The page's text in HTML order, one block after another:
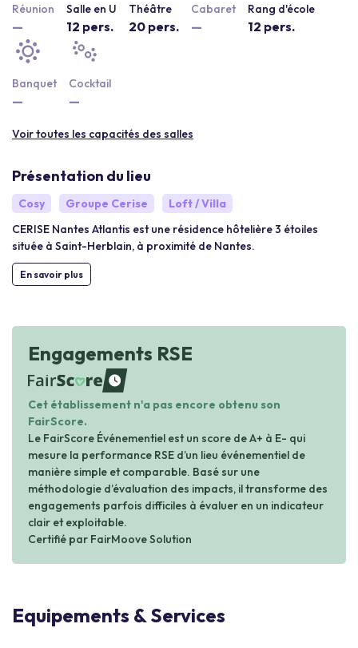
Réunion
—
Salle en U
12 pers.
Théâtre
20 pers.
Cabaret
—
Rang d'école
12 pers.
Banquet
—
Cocktail
—
Voir toutes les capacités des salles
Présentation du lieu
Cosy Groupe Cerise
Loft / Villa
CERISE Nantes Atlantis est une résidence hôtelière 3 étoiles
située à Saint-Herblain, à proximité de Nantes.
En savoir plus
Engagements RSE
waiting
Cet établissement n'a pas encore obtenu son
FairScore.
Le FairScore Événementiel est un score de A+ à E- qui
mesure la performance RSE d’un lieu événementiel de
manière simple et comparable. Basé sur une
méthodologie d’évaluation des impacts, il transforme des
engagements parfois difficiles à évaluer en un indicateur
clair et exploitable.
Certifié par FairMoove Solution
Equipements & Services